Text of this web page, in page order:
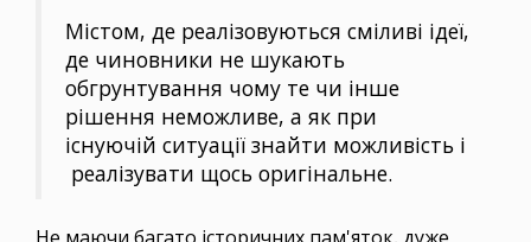
Містом, де реалізовуються сміливі ідеї,
де чиновники не шукають
обгрунтування чому те чи інше
рішення неможливе, а як при
існуючій ситуації знайти можливість і
реалізувати щось оригінальне.